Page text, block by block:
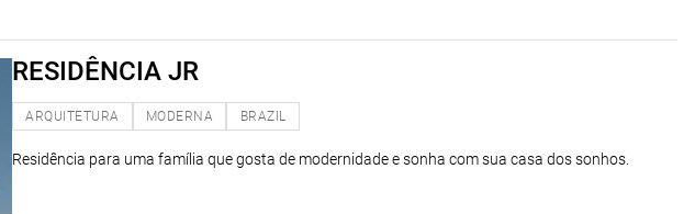
RESIDÊNCIA JR
ARQUITETURA MODERNA BRAZIL
Residência para uma família que gosta de modernidade e sonha com sua casa dos sonhos.